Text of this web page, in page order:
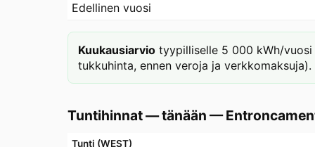
Edellinen vuosi
Kuukausiarvio tyypilliselle 5 000 kWh/
tukkuhinta, ennen veroja ja verkkomaksuja).
Tuntihinnat — tänään —
Tunti (WEST)